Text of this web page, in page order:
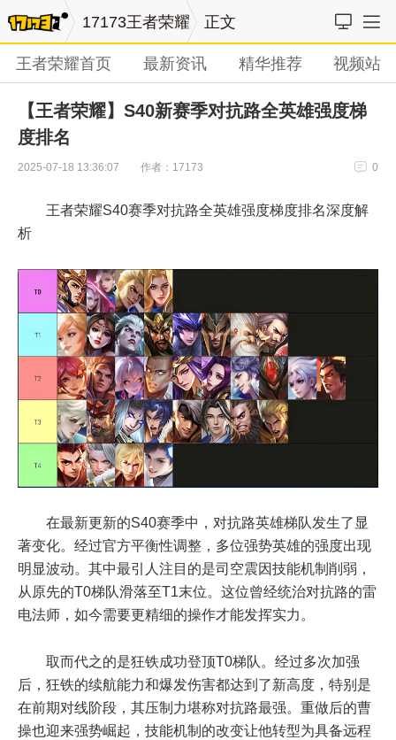
17173王者荣耀 正文
王者荣耀首页 最新资讯 精华推荐 视频站
【王者荣耀】S40新赛季对抗路全英雄强度梯
度排名
2025-07-18 13:36:07 作者：17173 0
王者荣耀S40赛季对抗路全英雄强度梯度排名深度解
析
在最新更新的S40赛季中，对抗路英雄梯队发生了显
著变化。经过官方平衡性调整，多位强势英雄的强度出现
明显波动。其中最引人注目的是司空震因技能机制削弱，
从原先的T0梯队滑落至T1末位。这位曾经统治对抗路的雷
电法师，如今需要更精细的操作才能发挥实力。
取而代之的是狂铁成功登顶T0梯队。经过多次加强
后，狂铁的续航能力和爆发伤害都达到了新高度，特别是
在前期对线阶段，其压制力堪称对抗路最强。重做后的曹
操也迎来强势崛起，技能机制的改变让他转型为具备远程